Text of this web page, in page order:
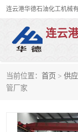
当前位置： 首页 > 供
管厂家
陆用流体装卸臂
液氨鹤管